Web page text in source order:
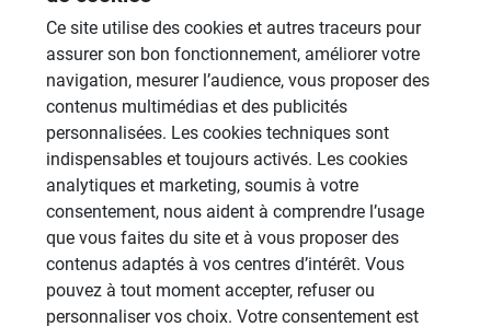
Douches à l'Italienne
1485 Sujets
Cabines de hammam
26 Sujets
Systèmes de panneaux à carreler
Autres
949 Sujets
Ce site utilise des cookies et autres traceurs pour
assurer son bon fonctionnement, améliorer votre
navigation, mesurer l’audience, vous proposer des
contenus multimédias et des publicités
personnalisées. Les cookies techniques sont
indispensables et toujours activés. Les cookies
analytiques et marketing, soumis à votre
consentement, nous aident à comprendre l’usage
que vous faites du site et à vous proposer des
contenus adaptés à vos centres d’intérêt. Vous
pouvez à tout moment accepter, refuser ou
personnaliser vos choix. Votre consentement est